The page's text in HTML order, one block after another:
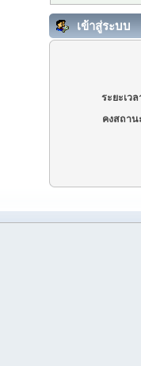
เข้าสู่ระบบ
ระยะเว
คงสถาน